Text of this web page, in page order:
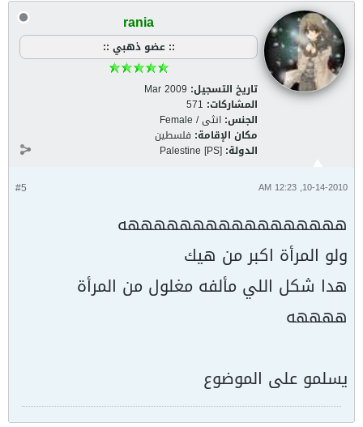
rania
:: عضو ذهبي ::
تاريخ التسجيل: Mar 2009
المشاركات: 571
الجنس: انثى / Female
مكان الإقامة: فلسطين
الدولة: Palestine [PS]
#5 10-14-2010, 12:23 AM
هههههههههههههههههه
ولو المرأة اكبر من هيك
هدا شكل اللي مألفه مغلول من المرأة
ههههه
يسلمو على الموضوع